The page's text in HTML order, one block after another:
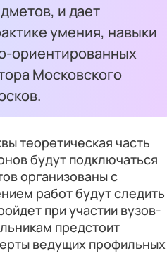
и дает
умения, навыки
ориентированных
Московского
теоретическая часть
будут подключаться
организованы с
работ будут следить
при участии вузов-
предстоит
ведущих профильных